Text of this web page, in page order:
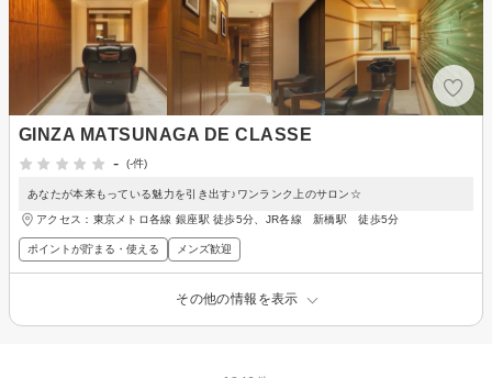
GINZA MATSUNAGA DE CLASSE
-
(-件)
あなたが本来もっている魅力を引き出す♪ワンランク上のサロン☆
アクセス：東京メトロ各線 銀座駅 徒歩5分、JR各線 新橋駅 徒歩5分
ポイントが貯まる・使える メンズ歓迎
その他の情報を表示